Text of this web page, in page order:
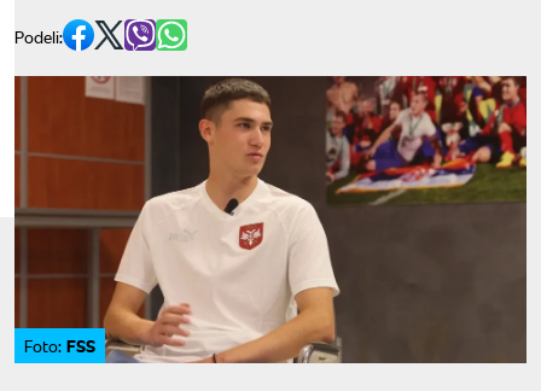
Podeli:
Foto: FSS